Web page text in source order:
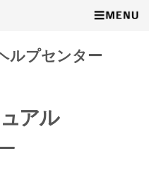
ルプセンター
アル